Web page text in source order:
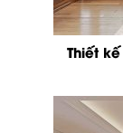
Thiết